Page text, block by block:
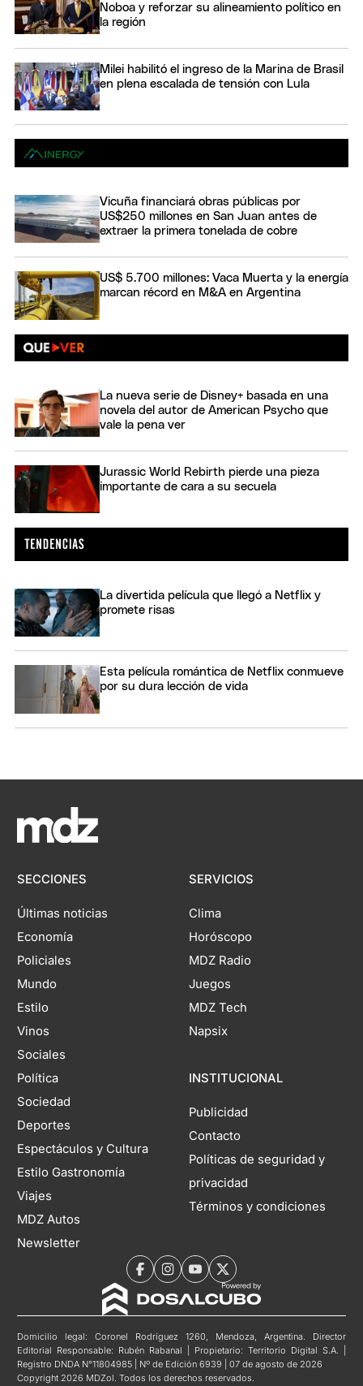
Noboa y reforzar su alineamiento político en
la región
Milei habilitó el ingreso de la Marina de Brasil
en plena escalada de tensión con Lula
Vicuña financiará obras públicas por
US$250 millones en San Juan antes de
extraer la primera tonelada de cobre
US$ 5.700 millones: Vaca Muerta y la energía
marcan récord en M&A en Argentina
La nueva serie de Disney+ basada en una
novela del autor de American Psycho que
vale la pena ver
Jurassic World Rebirth pierde una pieza
importante de cara a su secuela
La divertida película que llegó a Netflix y
promete risas
Esta película romántica de Netflix conmueve
por su dura lección de vida
SECCIONES
Últimas noticias
Economía
Policiales
Mundo
Estilo
Vinos
Sociales
Política
Sociedad
Deportes
Espectáculos y Cultura
Estilo Gastronomía
Viajes
MDZ Autos
Newsletter
SERVICIOS
Clima
Horóscopo
MDZ Radio
Juegos
MDZ Tech
Napsix
INSTITUCIONAL
Publicidad
Contacto
Políticas de seguridad y
privacidad
Términos y condiciones
Domicilio legal: Coronel Rodríguez 1260, Mendoza, Argentina. Director
Editorial Responsable: Rubén Rabanal | Propietario: Territorio Digital S.A. |
Registro DNDA N°11804985 | Nº de Edición 6939 | 07 de agosto de 2026
Copyright 2026 MDZol. Todos los derechos reservados.